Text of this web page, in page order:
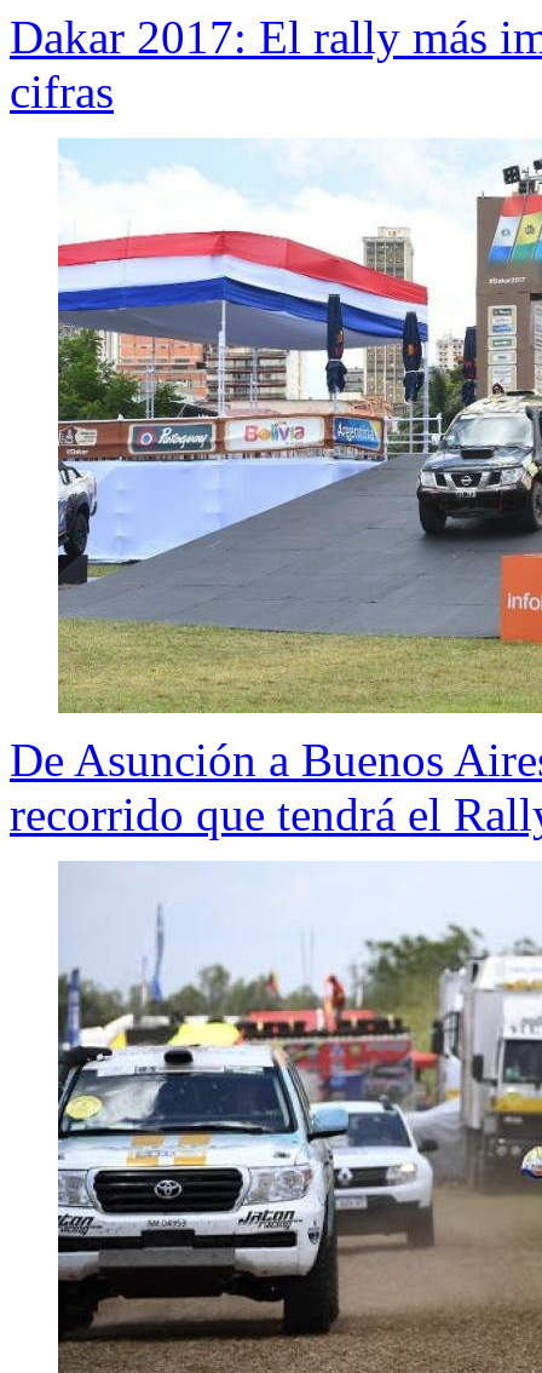
Dakar 2017: El rally más
cifras
De Asunción a Buenos
recorrido que tendrá el